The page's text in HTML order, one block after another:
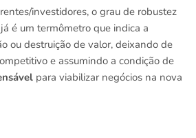
investidores, o grau de robustez
é um termômetro que indica a
ou destruição de valor, deixando de
e assumindo a condição de
para viabilizar negócios na nova